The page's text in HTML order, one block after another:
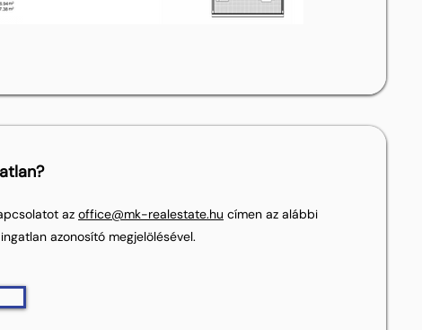
az office@mk-realestate.hu címen az alábbi
azonosító megjelölésével.